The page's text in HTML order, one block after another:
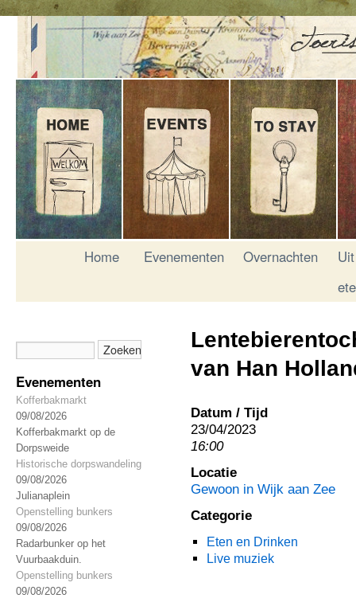
Home Evenementen Overnachten
Uit
Evenementen
Kofferbakmarkt
09/08/2026
Kofferbakmarkt op de
Dorpsweide
Historische dorpswandeling
09/08/2026
Julianaplein
Openstelling bunkers
09/08/2026
Radarbunker op het
Vuurbaakduin.
Openstelling bunkers
09/08/2026
van Han
Datum / Tijd
23/04/2023
16:00
Locatie
Gewoon in Wijk aan Zee
Categorie
Eten en Drinken
Live muziek